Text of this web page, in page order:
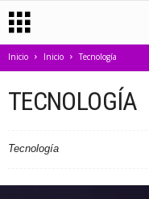
Inicio Inicio Tecnología
TECNOLOGÍA
Tecnología